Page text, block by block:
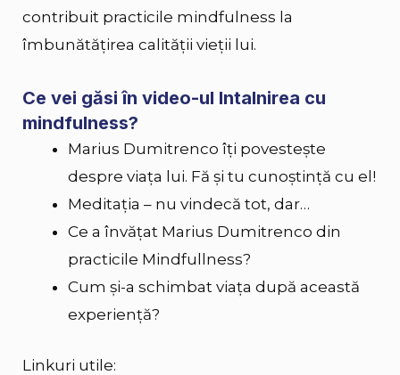
contribuit practicile mindfulness la
îmbunătățirea calității vieții lui.
Ce vei găsi în video-ul Intalnirea cu
mindfulness?
Marius Dumitrenco îți povestește
despre viața lui. Fă și tu cunoștință cu el!
Meditația – nu vindecă tot, dar…
Ce a învățat Marius Dumitrenco din
practicile Mindfullness?
Cum și-a schimbat viața după această
experiență?
Linkuri utile: